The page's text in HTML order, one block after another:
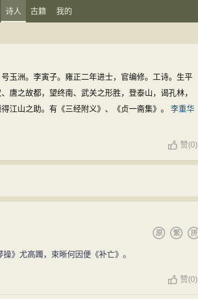
诗人 古籍 我的
玉洲。李寅子。雍正二年进士，官编修。工诗。生平
唐之故都，望终南、武关之形胜，登泰山，谒孔林，
江山之助。有《三经附义》、《贞一斋集》。 李重华
赞(0)
拼
繁
原
》尤高躅，束晰何因便《补亡》。
赞(0)